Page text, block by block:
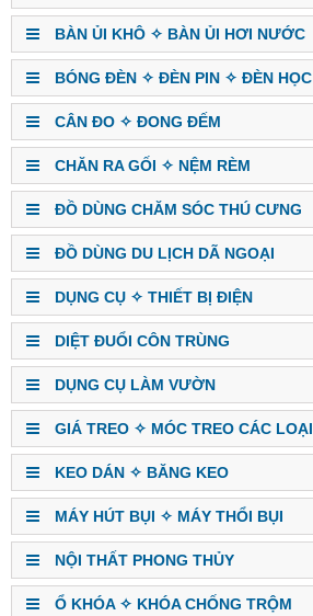
BÀN ỦI KHÔ ✧ BÀN ỦI HƠI NƯỚC
BÓNG ĐÈN ✧ ĐÈN PIN ✧ ĐÈN HỌC
CÂN ĐO ✧ ĐONG ĐẾM
CHĂN RA GỐI ✧ NỆM RÈM
ĐỒ DÙNG CHĂM SÓC THÚ CƯNG
ĐỒ DÙNG DU LỊCH DÃ NGOẠI
DỤNG CỤ ✧ THIẾT BỊ ĐIỆN
DIỆT ĐUỔI CÔN TRÙNG
DỤNG CỤ LÀM VƯỜN
GIÁ TREO ✧ MÓC TREO CÁC LOẠI
KEO DÁN ✧ BĂNG KEO
MÁY HÚT BỤI ✧ MÁY THỔI BỤI
NỘI THẤT PHONG THỦY
Ổ KHÓA ✧ KHÓA CHỐNG TRỘM